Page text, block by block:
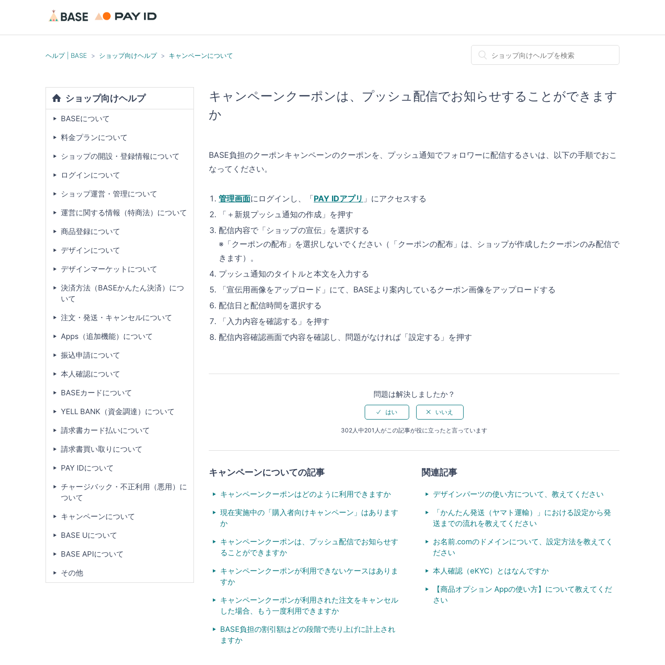
ヘルプ | BASE ショップ向けヘルプ キャンペーンについて
キャンペーンクーポンは、プッシュ配信でお知らせすることができます
か
BASE負担のクーポンキャンペーンのクーポンを、プッシュ通知でフォロワーに配信するさいは、以下の手順でおこ
なってください。
管理画面にログインし、「PAY IDアプリ 」にアクセスする
「＋新規プッシュ通知の作成」を押す
配信内容で「ショップの宣伝」を選択する
※「クーポンの配布」を選択しないでください（「クーポンの配布」は、ショップが作成したクーポンのみ配信で
きます）。
プッシュ通知のタイトルと本文を入力する
「宣伝用画像をアップロード」にて、BASEより案内しているクーポン画像をアップロードする
配信日と配信時間を選択する
「入力内容を確認する」を押す
配信内容確認画面で内容を確認し、問題がなければ「設定する」を押す
問題は解決しましたか？
302人中201人がこの記事が役に立ったと言っています
キャンペーンについての記事
キャンペーンクーポンはどのように利用できますか
現在実施中の「購入者向けキャンペーン」はあります
か
キャンペーンクーポンは、プッシュ配信でお知らせす
ることができますか
キャンペーンクーポンが利用できないケースはありま
すか
キャンペーンクーポンが利用された注文をキャンセル
した場合、もう一度利用できますか
BASE負担の割引額はどの段階で売り上げに計上され
ますか
関連記事
デザインパーツの使い方について、教えてください
「かんたん発送（ヤマト運輸）」における設定から発
送までの流れを教えてください
お名前.comのドメインについて、設定方法を教えてく
ださい
本人確認（eKYC）とはなんですか
【商品オプション Appの使い方】について教えてくだ
さい
ショップ向けヘルプ
BASEについて
料金プランについて
ショップの開設・登録情報について
ログインについて
ショップ運営・管理について
運営に関する情報（特商法）について
商品登録について
デザインについて
デザインマーケットについて
決済方法（BASEかんたん決済）につ
いて
注文・発送・キャンセルについて
Apps（追加機能）について
振込申請について
本人確認について
BASEカードについて
YELL BANK（資金調達）について
請求書カード払いについて
請求書買い取りについて
PAY IDについて
チャージバック・不正利用（悪用）に
ついて
キャンペーンについて
BASE Uについて
BASE APIについて
その他